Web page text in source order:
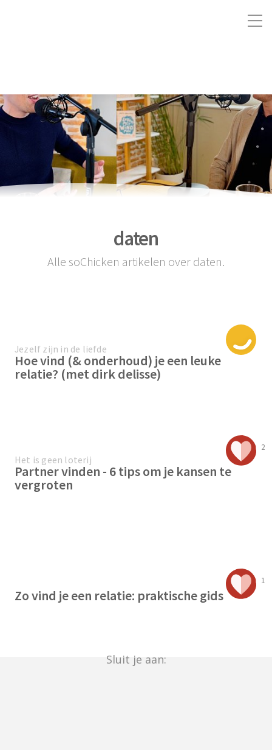
daten
Alle soChicken artikelen over daten.
Jezelf zijn in de liefde
Hoe vind (& onderhoud) je een leuke
relatie? (met dirk delisse)
2
Het is geen loterij
Partner vinden - 6 tips om je kansen te
vergroten
1
Zo vind je een relatie: praktische gids
Sluit je aan: